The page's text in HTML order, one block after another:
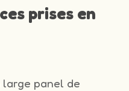
prises en
large panel de